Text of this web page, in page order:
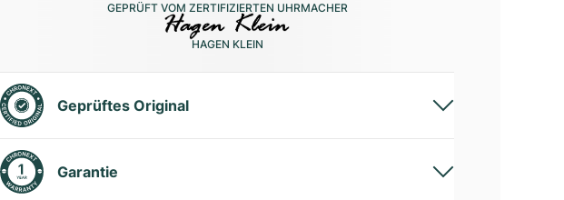
GEPRÜFT VOM ZERTIFIZIERTEN UHRMACHER
HAGEN KLEIN
Geprüftes Original
Garantie